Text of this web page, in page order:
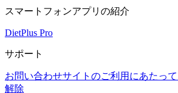
スマートフォンアプリの紹介
DietPlus Pro
サポート
お問い合わせサイトのご利用にあたって
解除